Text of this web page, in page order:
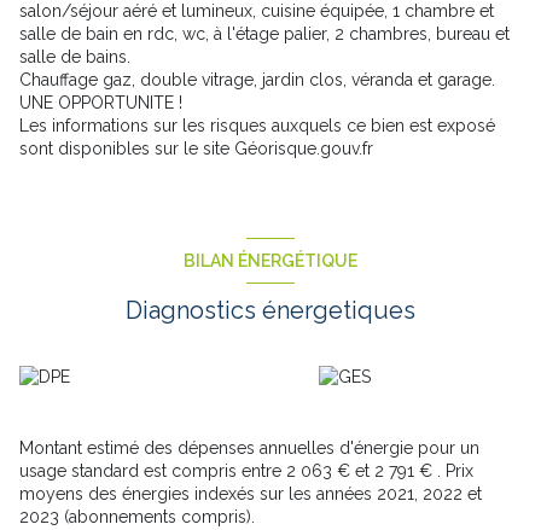
salon/séjour aéré et lumineux, cuisine équipée, 1 chambre et
salle de bain en rdc, wc, à l'étage palier, 2 chambres, bureau et
salle de bains.
Chauffage gaz, double vitrage, jardin clos, véranda et garage.
UNE OPPORTUNITE !
Les informations sur les risques auxquels ce bien est exposé
sont disponibles sur le site Géorisque.gouv.fr
BILAN ÉNERGÉTIQUE
Diagnostics énergetiques
Montant estimé des dépenses annuelles d'énergie pour un
usage standard est compris entre 2 063 € et 2 791 € . Prix
moyens des énergies indexés sur les années 2021, 2022 et
2023 (abonnements compris).